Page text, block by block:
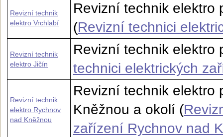
Revizní technik
elektro Vrchlabí
Revizní technik elektro
(Revizní technici
Revizní technik
elektro Jičín
Revizní technik elektro
technici elektrických
Revizní technik
elektro Rychnov
nad Kněžnou
Revizní technik elektro
Kněžnou a okolí (
zařízení Rychnov nad